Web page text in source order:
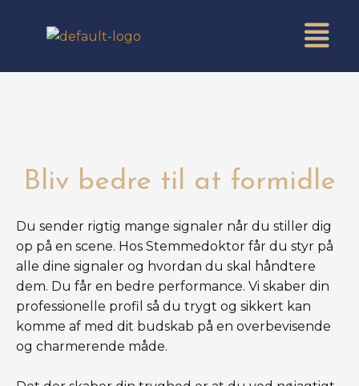
Menu
Bliv bedre til at formidle
Du sender rigtig mange signaler når du stiller dig
op på en scene. Hos Stemmedoktor får du styr på
alle dine signaler og hvordan du skal håndtere
dem. Du får en bedre performance. Vi skaber din
professionelle profil så du trygt og sikkert kan
komme af med dit budskab på en overbevisende
og charmerende måde.
r